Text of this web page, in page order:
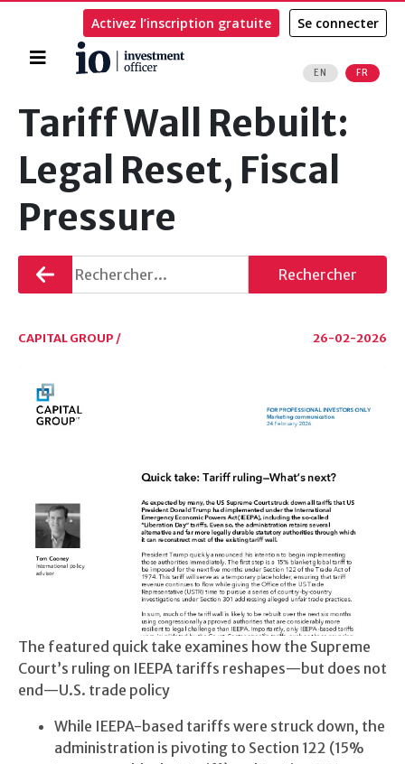
Accueil
EN FR
Activez l’inscription gratuite Se connecter
Rechercher
Tariff Wall Rebuilt:
Legal Reset, Fiscal
Pressure
Retourner Rechercher
CAPITAL GROUP / 26-02-2026
The featured quick take examines how the Supreme
Court’s ruling on IEEPA tariffs reshapes—but does not
end—U.S. trade policy
While IEEPA-based tariffs were struck down, the
administration is pivoting to Section 122 (15%